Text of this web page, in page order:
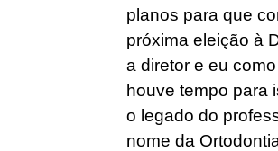
planos para que
próxima eleição à
a diretor e eu
houve tempo para
o legado do
nome da